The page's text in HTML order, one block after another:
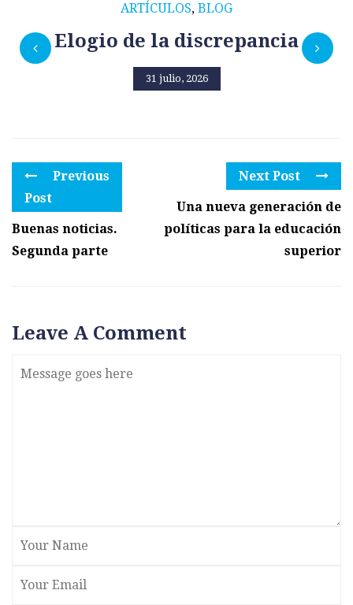
ARTÍCULOS, BLOG
Elogio de la discrepancia
31 julio, 2026
Previous
Post
Buenas noticias.
Segunda parte
Next Post
Una nueva generación de
políticas para la educación
superior
Leave A Comment